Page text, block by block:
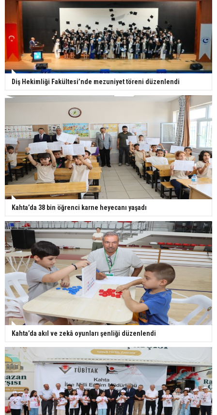
Diş Hekimliği Fakültesi’nde mezuniyet töreni düzenlendi
Kahta’da 38 bin öğrenci karne heyecanı yaşadı
Kahta’da akıl ve zekâ oyunları şenliği düzenlendi